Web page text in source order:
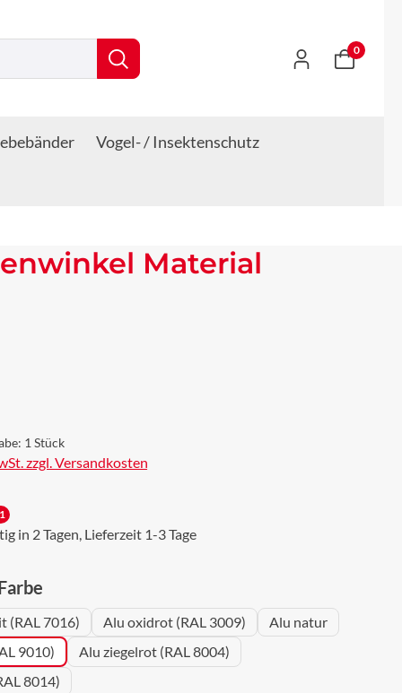
0
Vogel- / Insektenschutz
Material
1 Stück
zzgl. Versandkosten
in 2 Tagen, Lieferzeit 1-3 Tage
auswählen
(RAL 7016) Alu oxidrot (RAL 3009)
Alu natur
9010)
Alu ziegelrot (RAL 8004)
8014)